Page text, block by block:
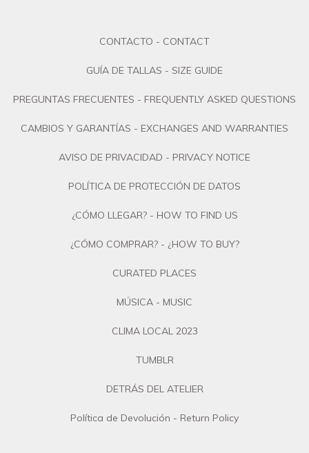
CONTACTO - CONTACT
GUÍA DE TALLAS - SIZE GUIDE
PREGUNTAS FRECUENTES - FREQUENTLY ASKED QUESTIONS
CAMBIOS Y GARANTÍAS - EXCHANGES AND WARRANTIES
AVISO DE PRIVACIDAD - PRIVACY NOTICE
POLÍTICA DE PROTECCIÓN DE DATOS
¿CÓMO LLEGAR? - HOW TO FIND US
¿CÓMO COMPRAR? - ¿HOW TO BUY?
CURATED PLACES
MÚSICA - MUSIC
CLIMA LOCAL 2023
TUMBLR
DETRÁS DEL ATELIER
Política de Devolución - Return Policy